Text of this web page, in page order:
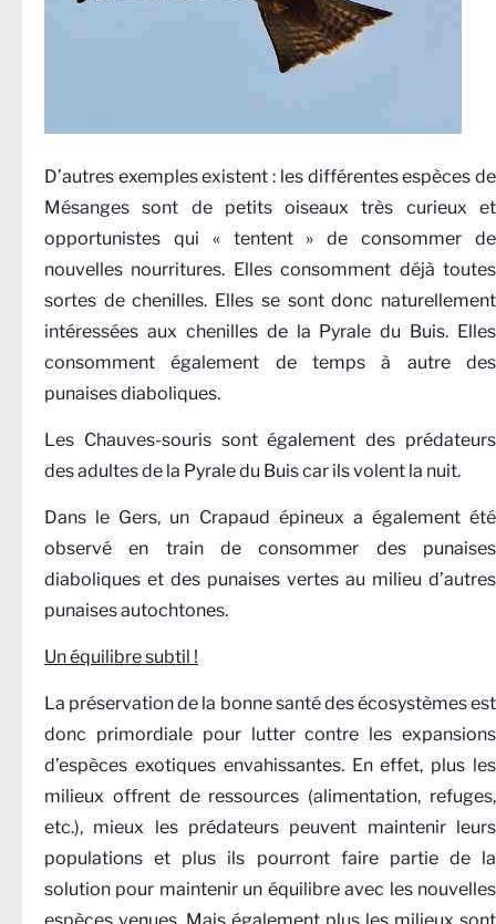
D’autres exemples existent : les différentes espèces de
Mésanges sont de petits oiseaux très curieux et
opportunistes qui « tentent » de consommer de
nouvelles nourritures. Elles consomment déjà toutes
sortes de chenilles. Elles se sont donc naturellement
intéressées aux chenilles de la Pyrale du Buis. Elles
consomment également de temps à autre des
punaises diaboliques.
Les Chauves-souris sont également des prédateurs
des adultes de la Pyrale du Buis car ils volent la nuit.
Dans le Gers, un Crapaud épineux a également été
observé en train de consommer des punaises
diaboliques et des punaises vertes au milieu d’autres
punaises autochtones.
Un équilibre subtil !
La préservation de la bonne santé des écosystèmes est
donc primordiale pour lutter contre les expansions
d’espèces exotiques envahissantes. En effet, plus les
milieux offrent de ressources (alimentation, refuges,
etc.), mieux les prédateurs peuvent maintenir leurs
populations et plus ils pourront faire partie de la
solution pour maintenir un équilibre avec les nouvelles